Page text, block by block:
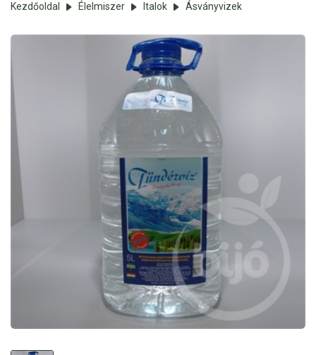
Kezdőoldal Élelmiszer Italok Ásványvizek